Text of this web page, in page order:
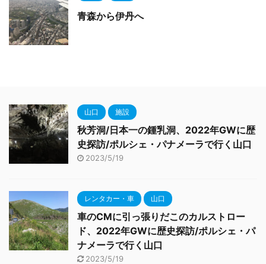
青森から伊丹へ
山口 施設
秋芳洞/日本一の鍾乳洞、2022年GWに歴
史探訪/ポルシェ・パナメーラで行く山口
2023/5/19
レンタカー・車 山口
車のCMに引っ張りだこのカルストロー
ド、2022年GWに歴史探訪/ポルシェ・パ
ナメーラで行く山口
2023/5/19